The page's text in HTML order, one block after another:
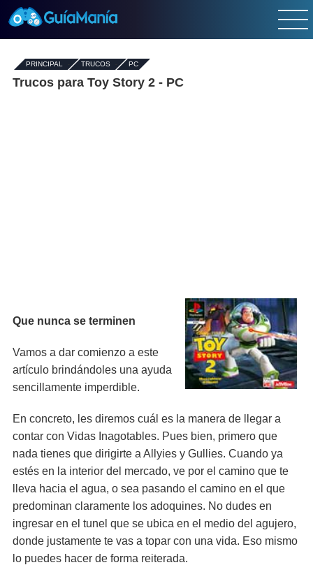
PRINCIPAL - TRUCOS- PC
Trucos para Toy Story 2 - PC
Que nunca se terminen
Vamos a dar comienzo a este
artículo brindándoles una ayuda
sencillamente imperdible.
En concreto, les diremos cuál es la manera de llegar a
contar con Vidas Inagotables. Pues bien, primero que
nada tienes que dirigirte a Allyies y Gullies. Cuando ya
estés en la interior del mercado, ve por el camino que te
lleva hacia el agua, o sea pasando el camino en el que
predominan claramente los adoquines. No dudes en
ingresar en el tunel que se ubica en el medio del agujero,
donde justamente te vas a topar con una vida. Eso mismo
lo puedes hacer de forma reiterada.